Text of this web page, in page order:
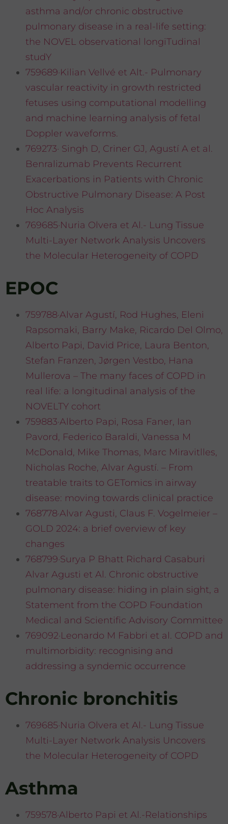
asthma and/or chronic obstructive
pulmonary disease in a real-life setting:
the NOVEL observational longiTudinal
studY
759689·Kilian Vellvé et Alt.- Pulmonary
vascular reactivity in growth restricted
fetuses using computational modelling
and machine learning analysis of fetal
Doppler waveforms.
769273· Singh D, Criner GJ, Agustí A et al.
Benralizumab Prevents Recurrent
Exacerbations in Patients with Chronic
Obstructive Pulmonary Disease: A Post
Hoc Analysis
769685·Nuria Olvera et Al.- Lung Tissue
Multi-Layer Network Analysis Uncovers
the Molecular Heterogeneity of COPD
EPOC
759788·Alvar Agustí, Rod Hughes, Eleni
Rapsomaki, Barry Make, Ricardo Del Olmo,
Alberto Papi, David Price, Laura Benton,
Stefan Franzen, Jørgen Vestbo, Hana
Mullerova – The many faces of COPD in
real life: a longitudinal analysis of the
NOVELTY cohort
759883·Alberto Papi, Rosa Faner, Ian
Pavord, Federico Baraldi, Vanessa M
McDonald, Mike Thomas, Marc Miravitlles,
Nicholas Roche, Alvar Agustí. – From
treatable traits to GETomics in airway
disease: moving towards clinical practice
768778·Alvar Agusti, Claus F. Vogelmeier –
GOLD 2024: a brief overview of key
changes
768799·Surya P Bhatt Richard Casaburi
Alvar Agusti et Al. Chronic obstructive
pulmonary disease: hiding in plain sight, a
Statement from the COPD Foundation
Medical and Scientific Advisory Committee
769092·Leonardo M Fabbri et al. COPD and
multimorbidity: recognising and
addressing a syndemic occurrence
Chronic bronchitis
769685·Nuria Olvera et Al.- Lung Tissue
Multi-Layer Network Analysis Uncovers
the Molecular Heterogeneity of COPD
Asthma
759578·Alberto Papi et Al.-Relationships